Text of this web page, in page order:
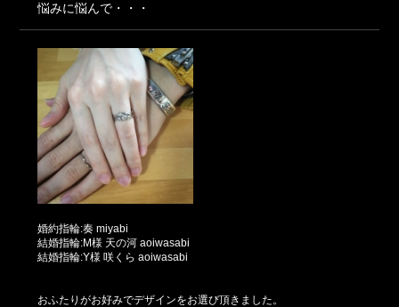
悩みに悩んで・・・
婚約指輪:奏 miyabi
結婚指輪:M様 天の河 aoiwasabi
結婚指輪:Y様 咲くら aoiwasabi
おふたりがお好みでデザインをお選び頂きました。